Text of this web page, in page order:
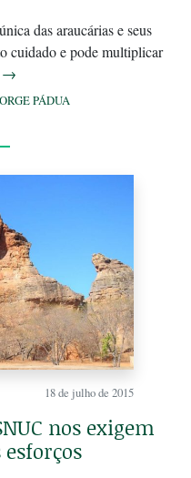
das araucárias e seus
cuidado e pode multiplicar
→
PÁDUA
18 de julho de 2015
nos exigem